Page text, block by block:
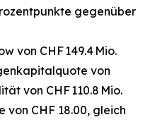
gegenüber
von CHF 149.4 Mio.
von
von CHF 110.8 Mio.
von CHF 18.00, gleich